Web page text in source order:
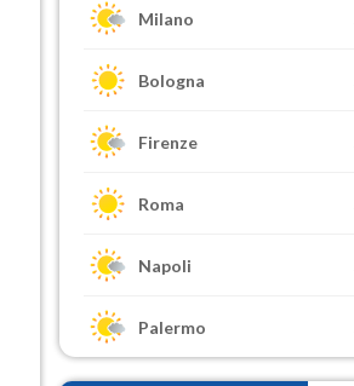
Milano
Bologna
Firenze
Roma
Napoli
Palermo